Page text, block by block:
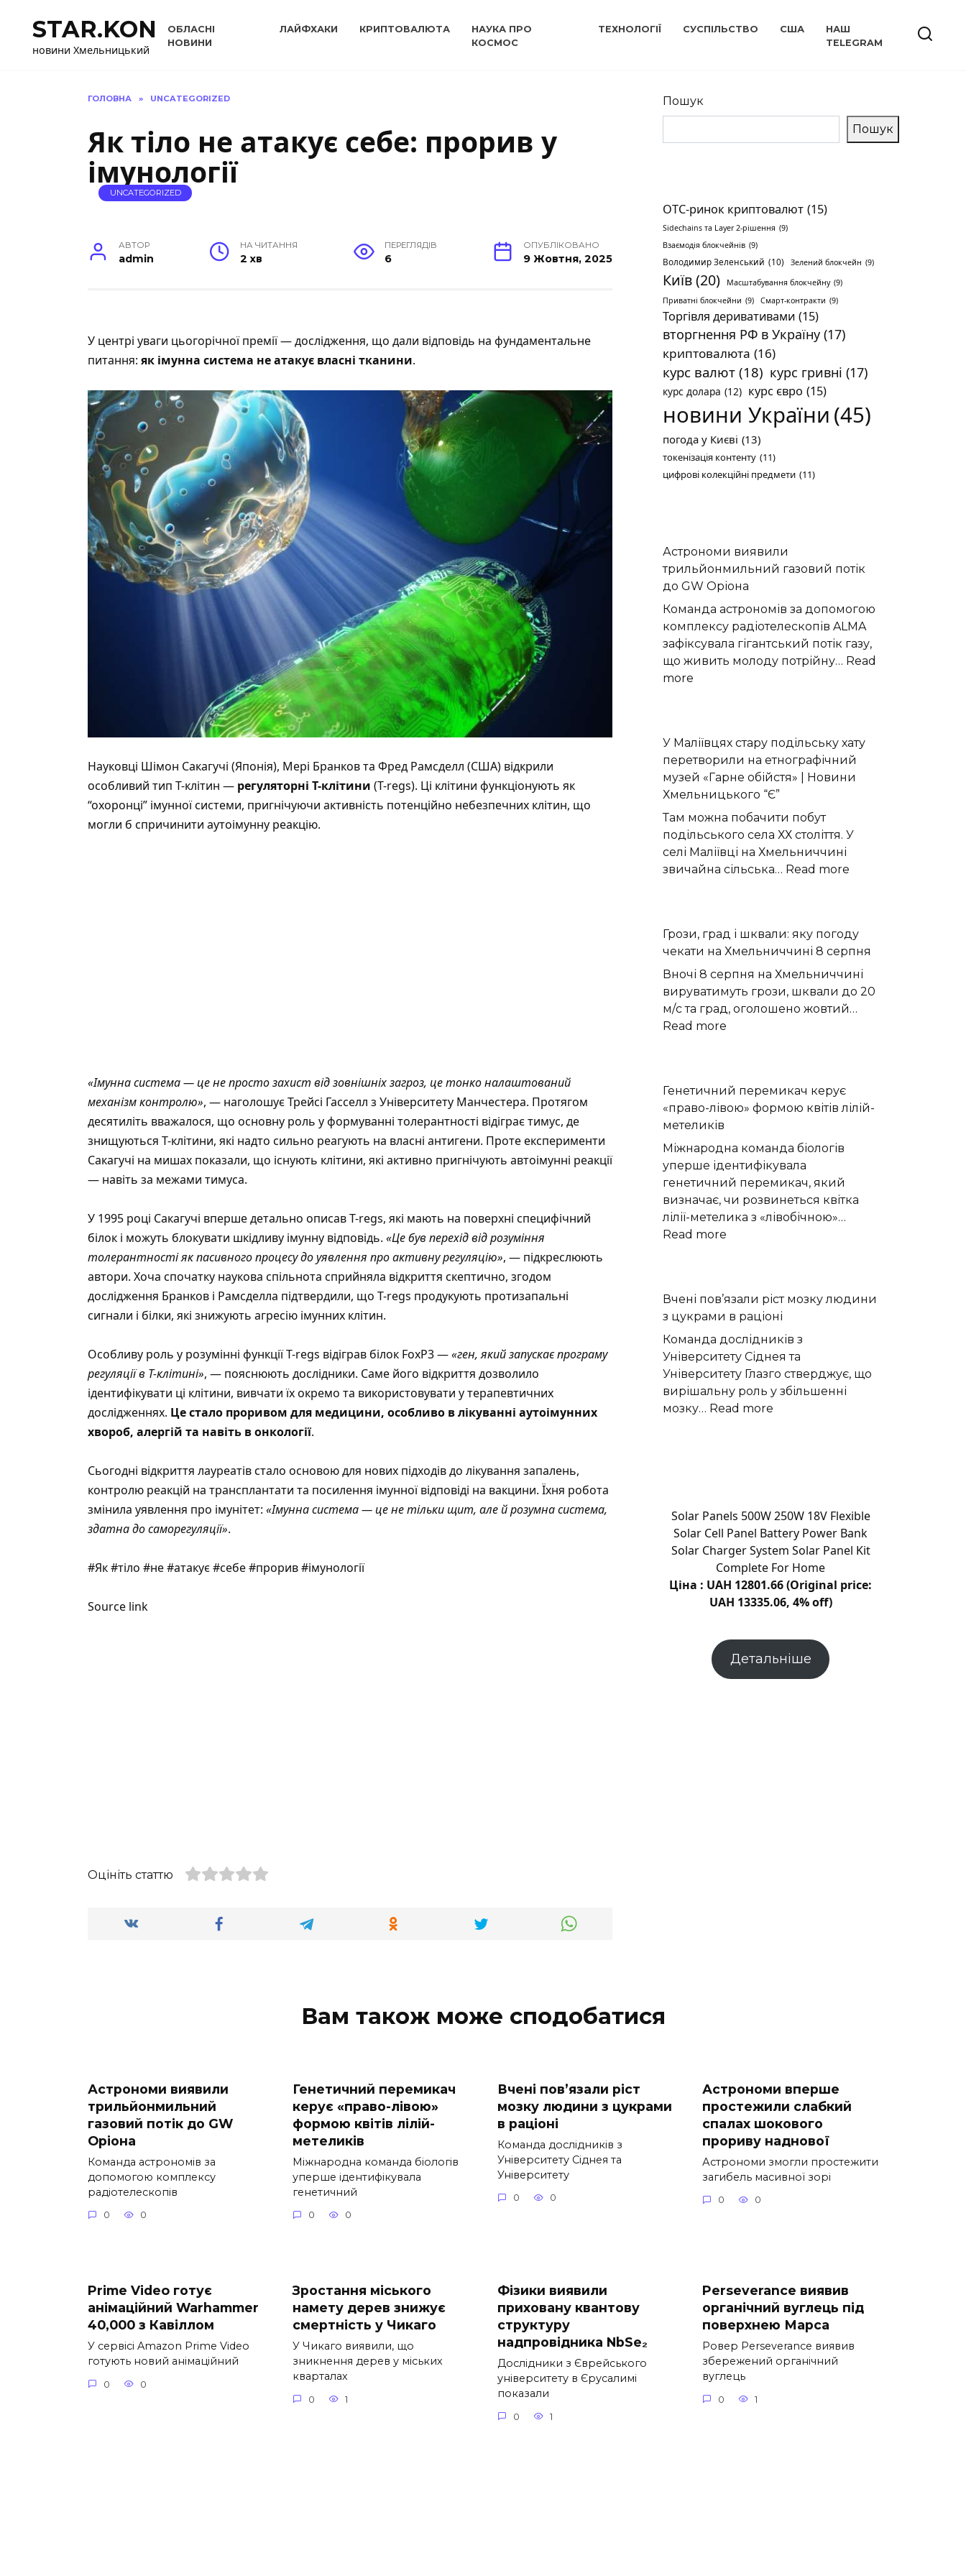
вмістуSTAR.KON
новини Хмельницький
ОБЛАСНІ
НОВИНИ
ЛАЙФХАКИ КРИПТОВАЛЮТА
НАУКА ПРО
КОСМОС
ТЕХНОЛОГІЇ СУСПІЛЬСТВО США
НАШ
TELEGRAM
ГОЛОВНА » UNCATEGORIZED
Як тіло не атакує себе: прорив у
імунології
UNCATEGORIZED
АВТОР
admin
НА ЧИТАННЯ
2 хв
ПЕРЕГЛЯДІВ
6
ОПУБЛІКОВАНО
9 Жовтня, 2025
У центрі уваги цьогорічної премії — дослідження, що дали відповідь на фундаментальне
питання: як імунна система не атакує власні тканини.
Науковці Шімон Сакагучі (Японія), Мері Бранков та Фред Рамсделл (США) відкрили
особливий тип Т-клітин — регуляторні Т-клітини (T-regs). Ці клітини функціонують як
“охоронці” імунної системи, пригнічуючи активність потенційно небезпечних клітин, що
могли б спричинити аутоімунну реакцію.
«Імунна система — це не просто захист від зовнішніх загроз, це тонко налаштований
механізм контролю», — наголошує Трейсі Гасселл з Університету Манчестера. Протягом
десятиліть вважалося, що основну роль у формуванні толерантності відіграє тимус, де
знищуються Т-клітини, які надто сильно реагують на власні антигени. Проте експерименти
Сакагучі на мишах показали, що існують клітини, які активно пригнічують автоімунні реакції
— навіть за межами тимуса.
У 1995 році Сакагучі вперше детально описав T-regs, які мають на поверхні специфічний
білок і можуть блокувати шкідливу імунну відповідь. «Це був перехід від розуміння
толерантності як пасивного процесу до уявлення про активну регуляцію», — підкреслюють
автори. Хоча спочатку наукова спільнота сприйняла відкриття скептично, згодом
дослідження Бранков і Рамсделла підтвердили, що T-regs продукують протизапальні
сигнали і білки, які знижують агресію імунних клітин.
Особливу роль у розумінні функції T-regs відіграв білок FoxP3 —«ген, який запускає програму
регуляції в Т-клітині», — пояснюють дослідники. Саме його відкриття дозволило
ідентифікувати ці клітини, вивчати їх окремо та використовувати у терапевтичних
дослідженнях. Це стало проривом для медицини, особливо в лікуванні аутоімунних
хвороб, алергій та навіть в онкології.
Сьогодні відкриття лауреатів стало основою для нових підходів до лікування запалень,
контролю реакцій на трансплантати та посилення імунної відповіді на вакцини. Їхня робота
змінила уявлення про імунітет: «Імунна система — це не тільки щит, але й розумна система,
здатна до саморегуляції».
#Як #тіло #не #атакує #себе #прорив #імунології
Source link
Оцініть статтю
Пошук
Пошук
OTC-ринок криптовалют (15)
Sidechains та Layer 2-рішення (9)
Взаємодія блокчейнів (9)
Володимир Зеленський (10) Зелений блокчейн (9)
Київ(20) Масштабування блокчейну (9)
Приватні блокчейни (9) Смарт-контракти (9)
Торгівля деривативами (15)
вторгнення РФ в Україну (17)
криптовалюта (16)
курс валют (18) курс гривні (17)
курс долара (12) курс євро (15)
новини України (45)
погода у Києві (13)
токенізація контенту (11)
цифрові колекційні предмети (11)
Астрономи виявили
трильйонмильний газовий потік
до GW Оріона
Команда астрономів за допомогою
комплексу радіотелескопів ALMA
зафіксувала гігантський потік газу,
що живить молоду потрійну… Read
more
газовий
потік
до
GW
Оріона
У Маліївцях стару подільську хату
перетворили на етнографічний
музей «Гарне обійстя» | Новини
Хмельницького “Є”
Там можна побачити побут
подільського села ХХ століття. У
селі Маліївці на Хмельниччині
звичайна сільська… Read more
подільську
хату
перетворили
на
Хмельницького
Грози, град і шквали: яку погоду
чекати на Хмельниччині 8 серпня
Вночі 8 серпня на Хмельниччині
вируватимуть грози, шквали до 20
м/с та град, оголошено жовтий…
Read more
шквали:
яку
чекати
на
Хмельниччині
8
серпня
Генетичний перемикач керує
«право-лівою» формою квітів лілій-
метеликів
Міжнародна команда біологів
уперше ідентифікувала
генетичний перемикач, який
визначає, чи розвинеться квітка
лілії-метелика з «лівобічною»…
Read more
«право-
лівою»
формою
квітів
лілій-
метеликів
Вчені пов’язали ріст мозку людини
з цукрами в раціоні
Команда дослідників з
Університету Сіднея та
Університету Глазго стверджує, що
вирішальну роль у збільшенні
мозку… Read more
з
цукрами
в
раціоні
Solar Panels 500W 250W 18V Flexible
Solar Cell Panel Battery Power Bank
Solar Charger System Solar Panel Kit
Complete For Home
Ціна : UAH 12801.66 (Original price:
UAH 13335.06, 4% off)
Детальніше
Вам також може сподобатися
Астрономи виявили
трильйонмильний
газовий потік до GW
Оріона
Команда астрономів за
допомогою комплексу
радіотелескопів
0 0
Генетичний перемикач
керує «право-лівою»
формою квітів лілій-
метеликів
Міжнародна команда біологів
уперше ідентифікувала
генетичний
0 0
Вчені пов’язали ріст
мозку людини з цукрами
в раціоні
Команда дослідників з
Університету Сіднея та
Університету
0 0
Астрономи вперше
простежили слабкий
спалах шокового
прориву наднової
Астрономи змогли простежити
загибель масивної зорі
0 0
Prime Video готує
анімаційний Warhammer
40,000 з Кавіллом
У сервісі Amazon Prime Video
готують новий анімаційний
0 0
Зростання міського
намету дерев знижує
смертність у Чикаго
У Чикаго виявили, що
зникнення дерев у міських
кварталах
0 1
Фізики виявили
приховану квантову
структуру
надпровідника NbSe₂
Дослідники з Єврейського
університету в Єрусалимі
показали
0 1
Perseverance виявив
органічний вуглець під
поверхнею Марса
Ровер Perseverance виявив
збережений органічний
вуглець
0 1